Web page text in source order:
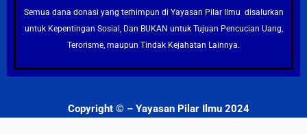
Semua dana donasi yang terhimpun di Yayasan Pilar Ilmu disalurkan
untuk Kepentingan Sosial, Dan BUKAN untuk Tujuan Pencucian Uang,
Terorisme, maupun Tindak Kejahatan Lainnya.
Copyright © – Yayasan Pilar Ilmu 2024